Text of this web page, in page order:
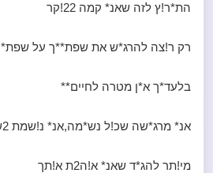
הת*ר!ץ לזה שאנ* קמה 22!קר
רק ר!צה להרג*ש את שפת**ך על שפת*
בלעד*ך א*ן מטרה לחיים**
אנ* מרג*שה שכ!ל נש*מה,אנ* נ!שמת 2ש2*לך
מי!תר להג*ד שאנ* א!ה2ת א!תך